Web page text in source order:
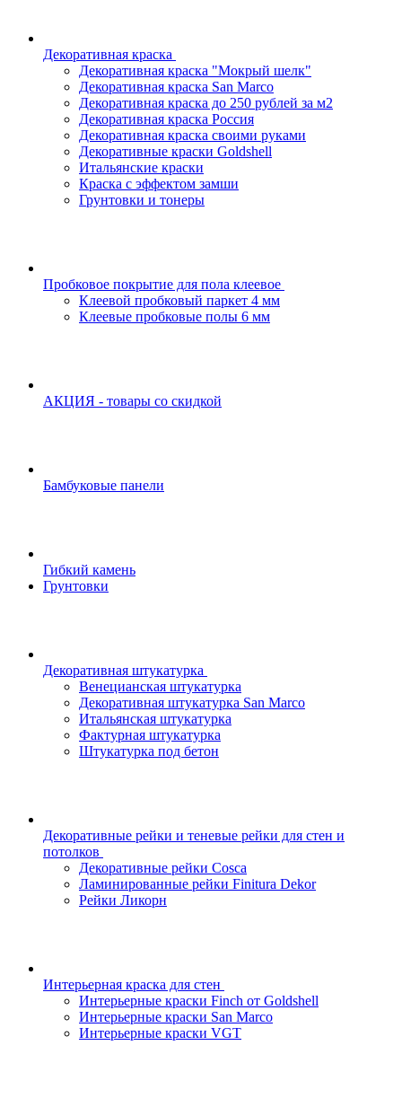
Декоративная краска
Декоративная краска "Мокрый шелк"
Декоративная краска San Marco
Декоративная краска до 250 рублей за м2
Декоративная краска Россия
Декоративная краска своими руками
Декоративные краски Goldshell
Итальянские краски
Краска с эффектом замши
Грунтовки и тонеры
Пробковое покрытие для пола клеевое
Клеевой пробковый паркет 4 мм
Клеевые пробковые полы 6 мм
АКЦИЯ - товары со скидкой
Бамбуковые панели
Гибкий камень
Грунтовки
Декоративная штукатурка
Венецианская штукатурка
Декоративная штукатурка San Marco
Итальянская штукатурка
Фактурная штукатурка
Штукатурка под бетон
Декоративные рейки и теневые рейки для стен и
потолков
Декоративные рейки Cosca
Ламинированные рейки Finitura Dekor
Рейки Ликорн
Интерьерная краска для стен
Интерьерные краски Finch от Goldshell
Интерьерные краски San Marco
Интерьерные краски VGT